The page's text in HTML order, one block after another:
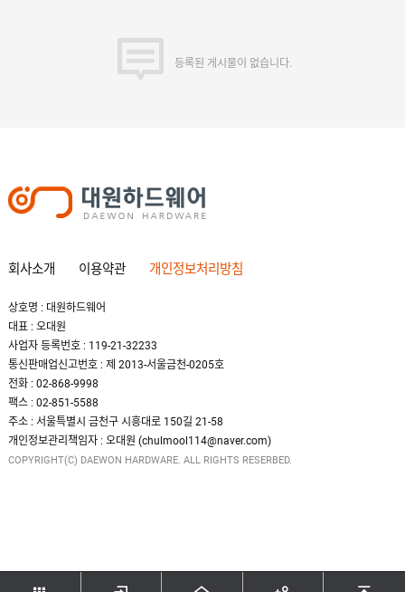
등록된 게시물이 없습니다.
회사소개 이용약관 개인정보처리방침
상호명 : 대원하드웨어
대표 : 오대원
사업자 등록번호 : 119-21-32233
통신판매업신고번호 : 제 2013-서울금천-0205호
전화 : 02-868-9998
팩스 : 02-851-5588
주소 : 서울특별시 금천구 시흥대로 150길 21-58
개인정보관리책임자 : 오대원 (chulmool114@naver.com)
COPYRIGHT(C) DAEWON HARDWARE. ALL RIGHTS RESERBED.